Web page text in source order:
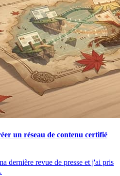
un réseau de contenu certifié
dernière revue de presse et j'ai pris